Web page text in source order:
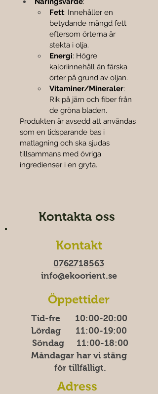
Fett: Innehåller en
betydande mängd fett
eftersom örterna är
stekta i olja.
Energi: Högre
kaloriinnehåll än färska
örter på grund av oljan.
Vitaminer/Mineraler:
Rik på järn och fiber från
de gröna bladen.
Produkten är avsedd att användas
som en tidsparande bas i
matlagning och ska sjudas
tillsammans med övriga
ingredienser i en gryta.
Kontakta oss
Kontakt
0762718563
info@ekoorient.se​​
Öppettider
Tid-fre 10:00-20​​​:00
Lördag 11:00-19:00
Söndag 11:00-18:00
Måndagar har vi stäng
för tillfälligt.
Adress